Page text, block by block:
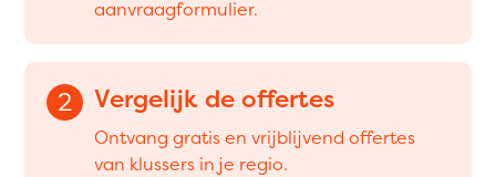
aanvraagformulier.
2 Vergelijk de offertes
Ontvang gratis en vrijblijvend offertes
van klussers in je regio.